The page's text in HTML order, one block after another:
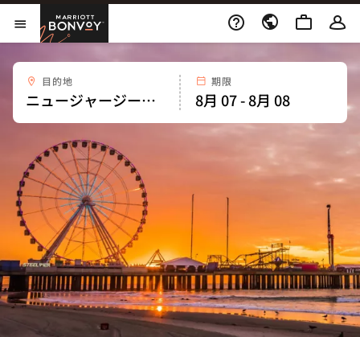
Skip to Content
メニューを開く
Marriott Bonvoy
目的地 期限